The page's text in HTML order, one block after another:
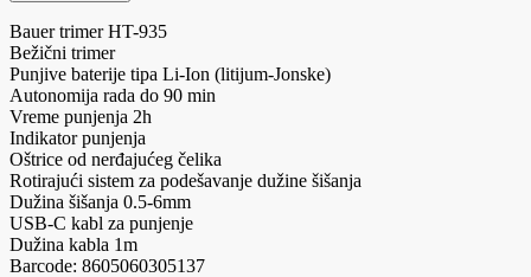
Bauer trimer HT-935
Bežični trimer
Punjive baterije tipa Li-Ion (litijum-Jonske)
Autonomija rada do 90 min
Vreme punjenja 2h
Indikator punjenja
Oštrice od nerđajućeg čelika
Rotirajući sistem za podešavanje dužine šišanja
Dužina šišanja 0.5-6mm
USB-C kabl za punjenje
Dužina kabla 1m
Barcode: 8605060305137